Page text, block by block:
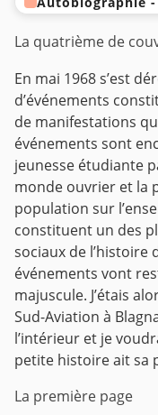
La quatrième de
En mai 1968 s’est
d’événements
de manifestations
événements sont
jeunesse étudiante
monde ouvrier et la
population sur
constituent un des
sociaux de l’histoire
événements vont
majuscule. J’étais
Sud-Aviation à
l’intérieur et je
petite histoire ait sa
La première page